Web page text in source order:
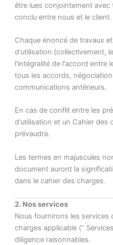
être lues conjointement
conclu entre nous et le client.
Chaque énoncé de travaux
d'utilisation (collectivement,
l'intégralité de l'accord entre
tous les accords,
communications antérieurs.
En cas de conflit entre les
d'utilisation et un Cahier des
prévaudra.
Les termes en majuscules
document auront la
dans le cahier des charges.
2. Nos services
Nous fournirons les services
charges applicable (“
diligence raisonnables.